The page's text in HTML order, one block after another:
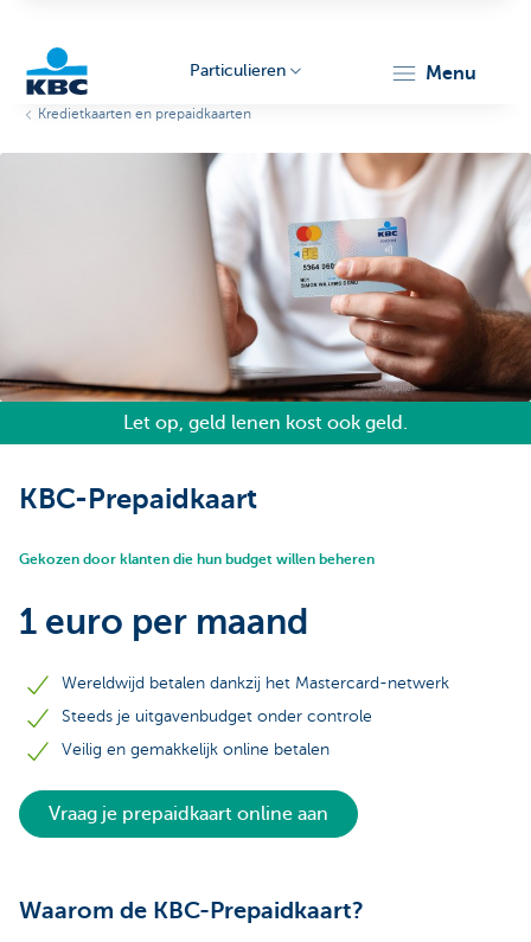
Particulieren menu
Kredietkaarten en prepaidkaarten
Let op, geld lenen kost ook geld.
KBC-Prepaidkaart
Gekozen door klanten die hun budget willen beheren
1 euro per maand
Wereldwijd betalen dankzij het Mastercard-netwerk
Steeds je uitgavenbudget onder controle
Veilig en gemakkelijk online betalen
Vraag je prepaidkaart online aan
Waarom de KBC-Prepaidkaart?